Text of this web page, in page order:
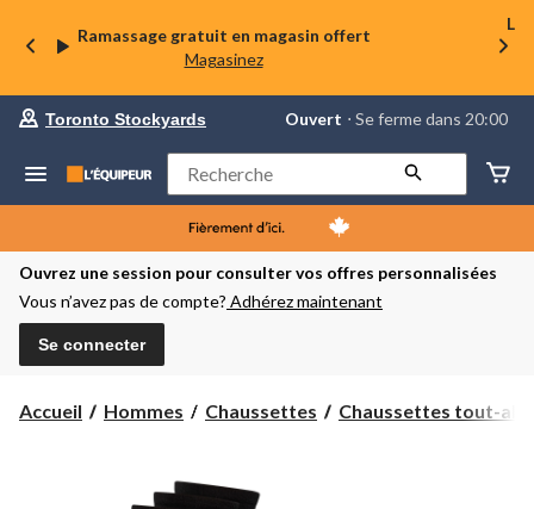
Ramassage gratuit en magasin offert
Magasinez
La
votre
préféré
Toronto
Stockyards,
courament
Ouvert,
Se
dans
changer
Toronto Stockyards Ouvert ⋅ Se ferme dans 20:00
Rechercher
Ouvrez une session pour consulter vos offres personnalisées
Vous n’avez pas de compte? Adhérez maintenant
Se connecter
Accueil Hommes Chaussettes Chaussettes tout-